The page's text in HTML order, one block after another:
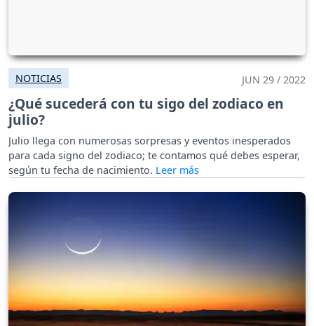
NOTICIAS JUN 29 / 2022
¿Qué sucederá con tu sigo del zodiaco en
julio?
Julio llega con numerosas sorpresas y eventos inesperados
para cada signo del zodiaco; te contamos qué debes esperar,
según tu fecha de nacimiento.